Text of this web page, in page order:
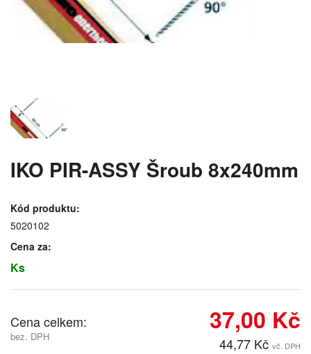
IKO PIR-ASSY Šroub 8x240mm
Kód produktu:
5020102
Cena za:
Ks
Cena celkem:
bez. DPH
37,00 Kč
44,77 Kč vč. DPH